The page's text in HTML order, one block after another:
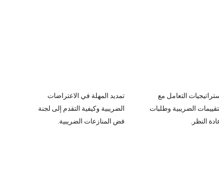
التعامل مع
الضريبية وطلبات
النظر.
تمديد المهلة في الاعتراضات
الضريبية وكيفية التقدم إلى لجنة
فض المنازعات الضريبية.